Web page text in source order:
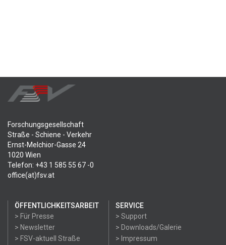
Forschungsgesellschaft
Straße - Schiene - Verkehr
Ernst-Melchior-Gasse 24
1020 Wien
Telefon: +43 1 585 55 67 -0
office(at)fsv.at
ÖFFENTLICHKEITSARBEIT
> Für Presse
> Newsletter
> FSV-aktuell Straße
SERVICE
> Support
> Downloads/Galerie
> Impressum